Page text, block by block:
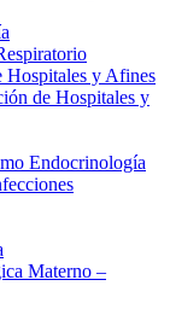
y Afines
de Hospitales y
Endocrinología
Materno –